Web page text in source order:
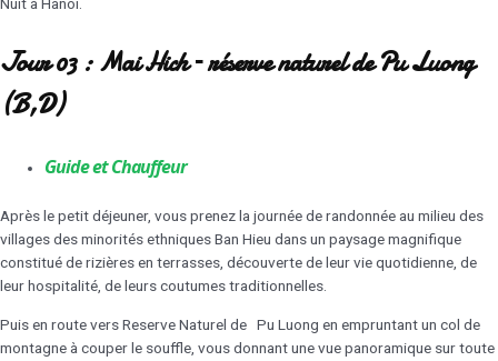
Jour 03 : Mai Hich – réserve naturel de Pu Luong
(B,D)
Guide et Chauffeur
Après le petit déjeuner, vous prenez la journée de randonnée au milieu des
villages des minorités ethniques Ban Hieu dans un paysage magnifique
constitué de rizières en terrasses, découverte de leur vie quotidienne, de
leur hospitalité, de leurs coutumes traditionnelles.
Puis en route vers Reserve Naturel de Pu Luong en empruntant un col de
montagne à couper le souffle, vous donnant une vue panoramique sur toute